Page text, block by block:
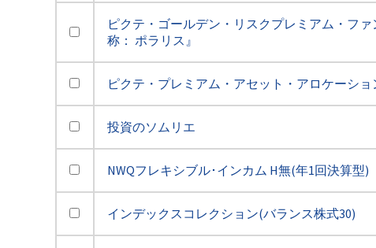
ピクテ・ゴールデン・リスクプレミアム・ファ
称： ポラリス』
ピクテ・プレミアム・アセット・アロケーショ
投資のソムリエ
NWQフレキシブル･インカム H無(年1回決算型)
インデックスコレクション(バランス株式30)